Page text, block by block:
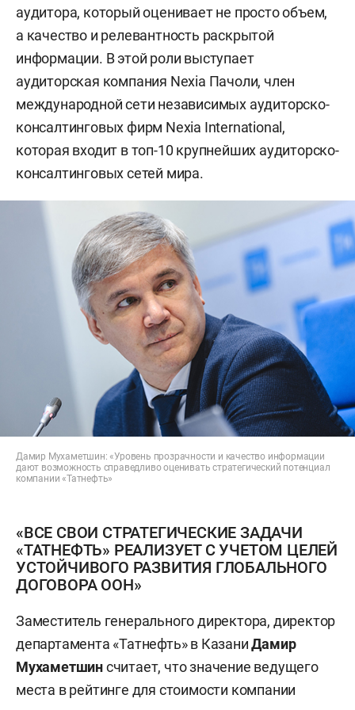
аудитора, который оценивает не просто объем,
а качество и релевантность раскрытой
информации. В этой роли выступает
аудиторская компания Nexia Пачоли, член
международной сети независимых аудиторско-
консалтинговых фирм Nexia International,
которая входит в топ-10 крупнейших аудиторско-
консалтинговых сетей мира.
Дамир Мухаметшин: «Уровень прозрачности и качество информации
дают возможность справедливо оценивать стратегический потенциал
компании «Татнефть»
«ВСЕ СВОИ СТРАТЕГИЧЕСКИЕ ЗАДАЧИ
«ТАТНЕФТЬ» РЕАЛИЗУЕТ С УЧЕТОМ ЦЕЛЕЙ
УСТОЙЧИВОГО РАЗВИТИЯ ГЛОБАЛЬНОГО
ДОГОВОРА ООН»
Заместитель генерального директора, директор
департамента «Татнефть» в КазаниДамир
Мухаметшинсчитает, что значение ведущего
места в рейтинге для стоимости компании